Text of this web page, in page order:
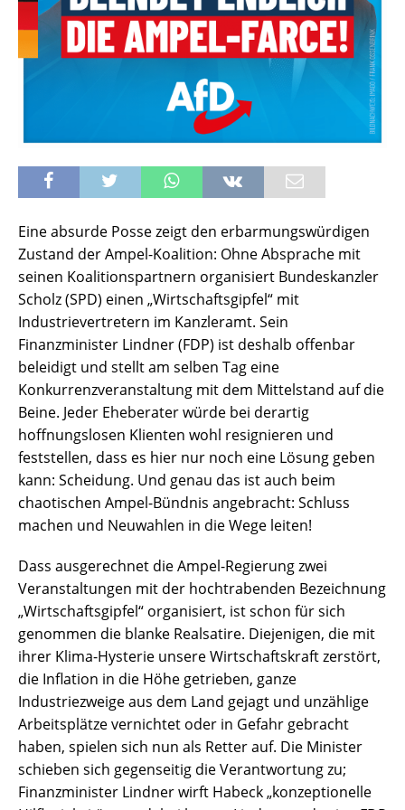
Eine absurde Posse zeigt den erbarmungswürdigen
Zustand der Ampel-Koalition: Ohne Absprache mit
seinen Koalitionspartnern organisiert Bundeskanzler
Scholz (SPD) einen „Wirtschaftsgipfel“ mit
Industrievertretern im Kanzleramt. Sein
Finanzminister Lindner (FDP) ist deshalb offenbar
beleidigt und stellt am selben Tag eine
Konkurrenzveranstaltung mit dem Mittelstand auf die
Beine. Jeder Eheberater würde bei derartig
hoffnungslosen Klienten wohl resignieren und
feststellen, dass es hier nur noch eine Lösung geben
kann: Scheidung. Und genau das ist auch beim
chaotischen Ampel-Bündnis angebracht: Schluss
machen und Neuwahlen in die Wege leiten!
Dass ausgerechnet die Ampel-Regierung zwei
Veranstaltungen mit der hochtrabenden Bezeichnung
„Wirtschaftsgipfel“ organisiert, ist schon für sich
genommen die blanke Realsatire. Diejenigen, die mit
ihrer Klima-Hysterie unsere Wirtschaftskraft zerstört,
die Inflation in die Höhe getrieben, ganze
Industriezweige aus dem Land gejagt und unzählige
Arbeitsplätze vernichtet oder in Gefahr gebracht
haben, spielen sich nun als Retter auf. Die Minister
schieben sich gegenseitig die Verantwortung zu;
Finanzminister Lindner wirft Habeck „konzeptionelle